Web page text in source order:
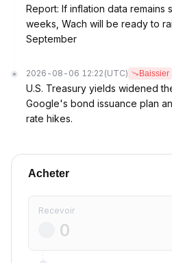
Report: If inflation data remains
weeks, Wach will be ready to
September
2026-08-06 12:22 (UTC) Baissier
U.S. Treasury yields widened
Google's bond issuance plan
rate hikes.
Acheter
Recevoir